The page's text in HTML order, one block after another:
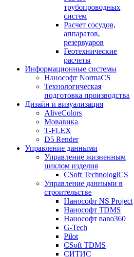
трубопроводных
систем
Расчет сосудов,
аппаратов,
резервуаров
Геотехнические
расчеты
Информационные системы
Нанософт NormaCS
Технологическая
подготовка производства
Дизайн и визуализация
AliveColors
Мовавика
T-FLEX
D5 Render
Управление данными
Управление жизненным
циклом изделия
CSoft TechnologiCS
Управление данными в
строительстве
Нанософт NS Project
Нанософт TDMS
Нанософт nano360
G-Tech
Pilot
CSoft TDMS
СИТИС